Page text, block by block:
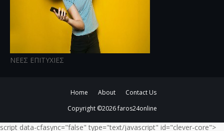
ΝΕΕΣ ΕΠΙΤΥΧΙΕΣ
Home About
Contact Us
Copyright ©2026faros24online
script data-cfasync="false" type="text/javascript" id="clever-core">